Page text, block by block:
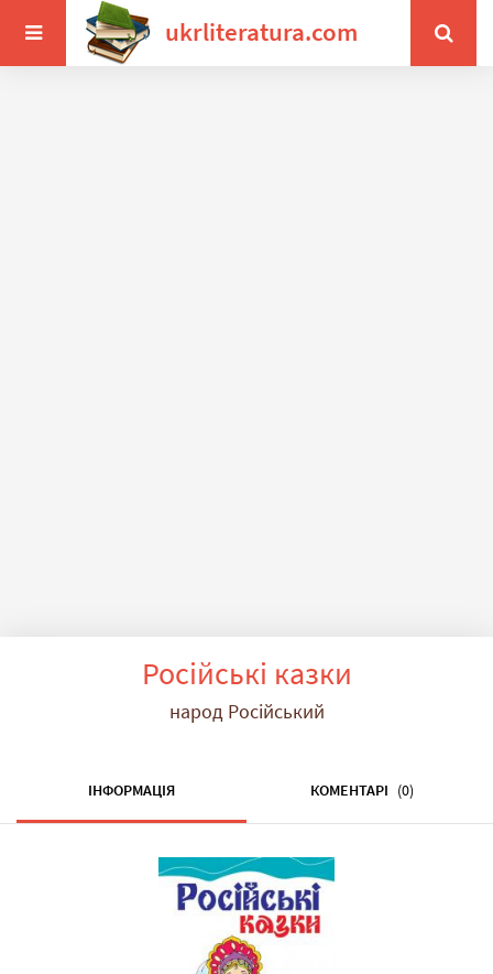
ukrliteratura.com
Російські казки
народ Російський
ІНФОРМАЦІЯ КОМЕНТАРІ (0)